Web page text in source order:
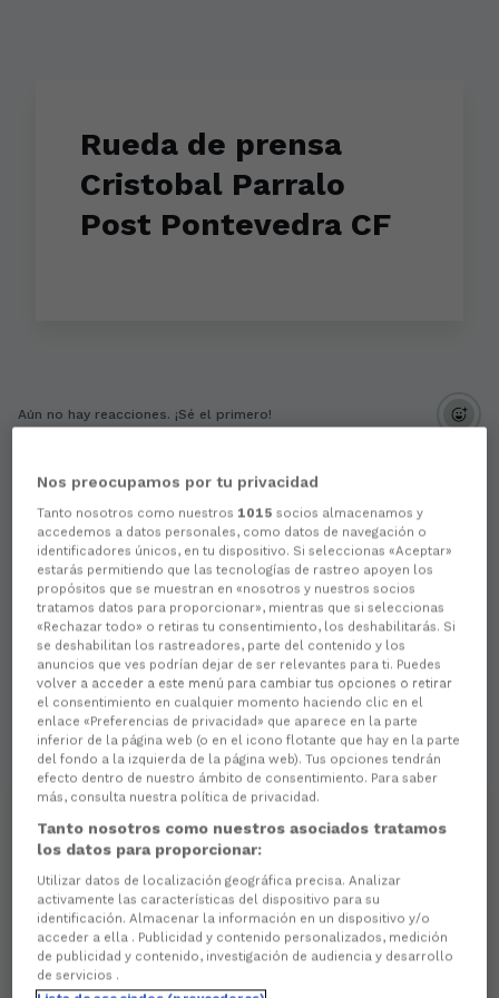
Rueda de prensa
Cristobal Parralo
Post Pontevedra CF
Aún no hay reacciones. ¡Sé el primero!
Nos preocupamos por tu privacidad
Tanto nosotros como nuestros 1015 socios almacenamos y
accedemos a datos personales, como datos de navegación o
identificadores únicos, en tu dispositivo. Si seleccionas «Aceptar»
estarás permitiendo que las tecnologías de rastreo apoyen los
propósitos que se muestran en «nosotros y nuestros socios
tratamos datos para proporcionar», mientras que si seleccionas
«Rechazar todo» o retiras tu consentimiento, los deshabilitarás. Si
se deshabilitan los rastreadores, parte del contenido y los
anuncios que ves podrían dejar de ser relevantes para ti. Puedes
volver a acceder a este menú para cambiar tus opciones o retirar
el consentimiento en cualquier momento haciendo clic en el
enlace «Preferencias de privacidad» que aparece en la parte
inferior de la página web (o en el icono flotante que hay en la parte
del fondo a la izquierda de la página web). Tus opciones tendrán
efecto dentro de nuestro ámbito de consentimiento. Para saber
más, consulta nuestra política de privacidad.
Tanto nosotros como nuestros asociados tratamos
los datos para proporcionar:
Utilizar datos de localización geográfica precisa. Analizar
activamente las características del dispositivo para su
identificación. Almacenar la información en un dispositivo y/o
acceder a ella . Publicidad y contenido personalizados, medición
de publicidad y contenido, investigación de audiencia y desarrollo
de servicios .